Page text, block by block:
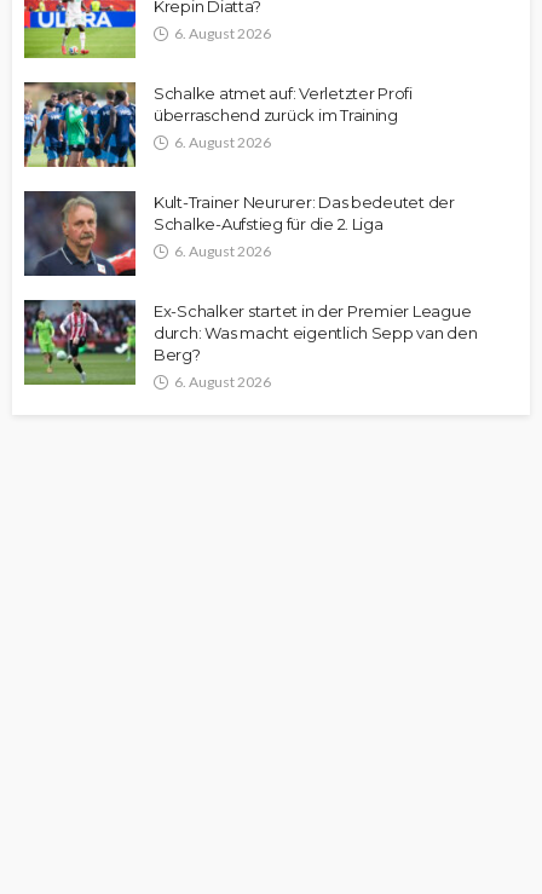
Krepin Diatta?
6. August 2026
Schalke atmet auf: Verletzter Profi
überraschend zurück im Training
6. August 2026
Kult-Trainer Neururer: Das bedeutet der
Schalke-Aufstieg für die 2. Liga
6. August 2026
Ex-Schalker startet in der Premier League
durch: Was macht eigentlich Sepp van den
Berg?
6. August 2026